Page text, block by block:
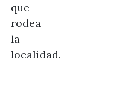
que
rodea
la
localidad.